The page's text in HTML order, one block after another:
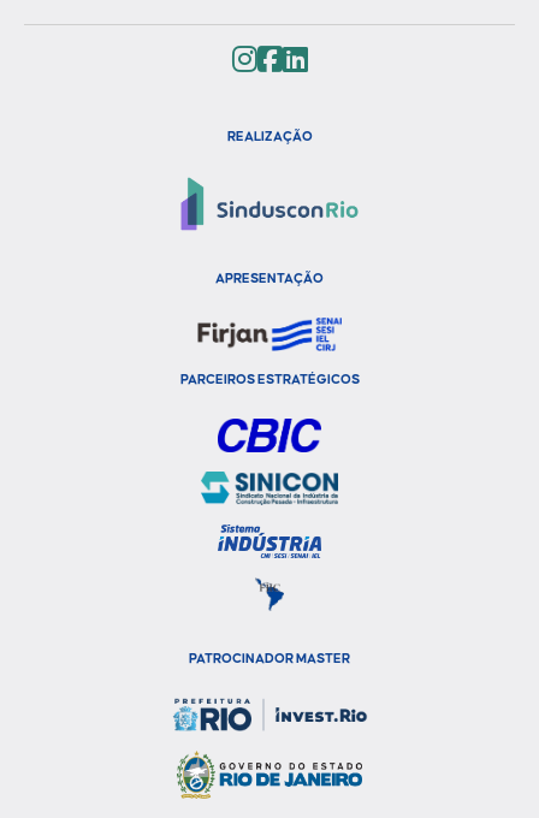
REALIZAÇÃO
APRESENTAÇÃO
PARCEIROS ESTRATÉGICOS
PATROCINADOR MASTER